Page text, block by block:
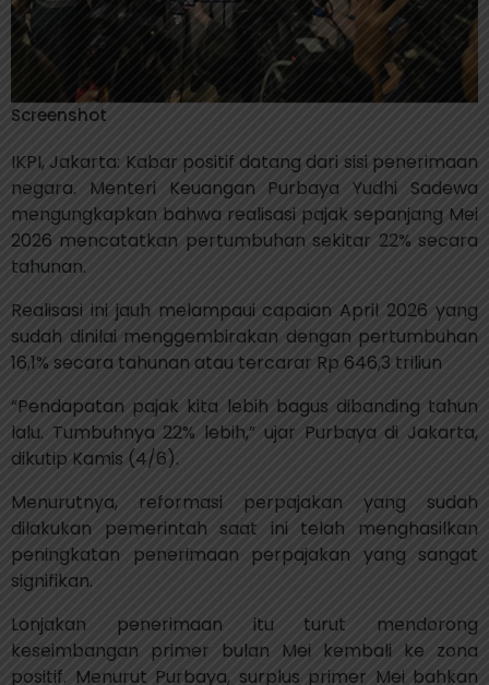
Screenshot
IKPI, Jakarta: Kabar positif datang dari sisi penerimaan
negara. Menteri Keuangan Purbaya Yudhi Sadewa
mengungkapkan bahwa realisasi pajak sepanjang Mei
2026 mencatatkan pertumbuhan sekitar 22% secara
tahunan.
Realisasi ini jauh melampaui capaian April 2026 yang
sudah dinilai menggembirakan dengan pertumbuhan
16,1% secara tahunan atau tercarar Rp 646,3 triliun
“Pendapatan pajak kita lebih bagus dibanding tahun
lalu. Tumbuhnya 22% lebih,” ujar Purbaya di Jakarta,
dikutip Kamis (4/6).
Menurutnya, reformasi perpajakan yang sudah
dilakukan pemerintah saat ini telah menghasilkan
peningkatan penerimaan perpajakan yang sangat
signifikan.
Lonjakan penerimaan itu turut mendorong
keseimbangan primer bulan Mei kembali ke zona
positif. Menurut Purbaya, surplus primer Mei bahkan